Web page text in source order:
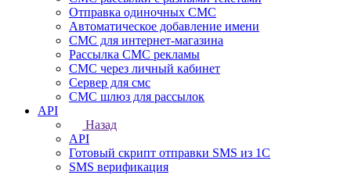
Отправка одиночных СМС
Автоматическое добавление имени
СМС для интернет-магазина
Рассылка СМС рекламы
СМС через личный кабинет
Сервер для смс
СМС шлюз для рассылок
API
Назад
API
Готовый скрипт отправки SMS из 1C
SMS верификация